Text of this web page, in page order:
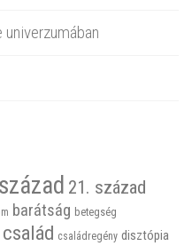
univerzumában
21. század
barátság betegség
család családregény disztópia